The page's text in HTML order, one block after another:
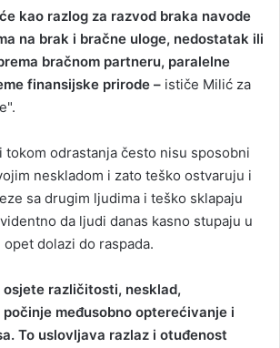
kao razlog za razvod braka navode
na brak i bračne uloge, nedostatak ili
bračnom partneru, paralelne
finansijske prirode – ističe Milić za
tokom odrastanja često nisu sposobni
neskladom i zato teško ostvaruju i
sa drugim ljudima i teško sklapaju
da ljudi danas kasno stupaju u
dolazi do raspada.
osjete različitosti, nesklad,
počinje međusobno opterećivanje i
To uslovljava razlaz i otuđenost